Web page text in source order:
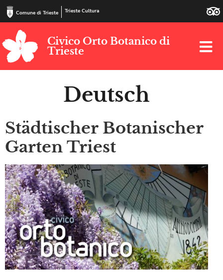
Comune di Trieste Trieste Cultura
Civico Orto Botanico di
Trieste
Deutsch
Städtischer Botanischer
Garten Triest